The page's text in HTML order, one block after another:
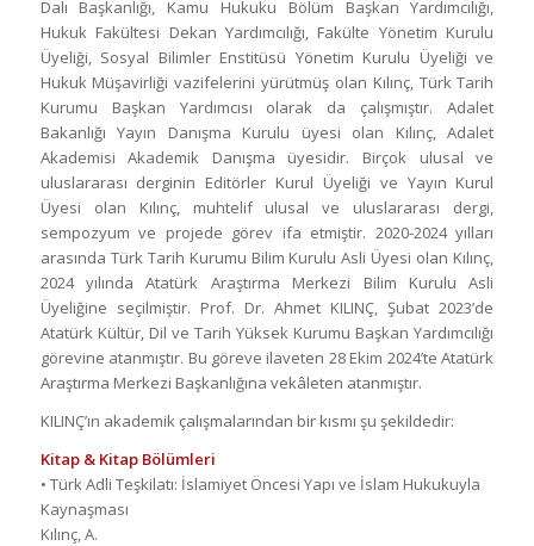
Dalı Başkanlığı, Kamu Hukuku Bölüm Başkan Yardımcılığı,
Hukuk Fakültesi Dekan Yardımcılığı, Fakülte Yönetim Kurulu
Üyeliği, Sosyal Bilimler Enstitüsü Yönetim Kurulu Üyeliği ve
Hukuk Müşavirliği vazifelerini yürütmüş olan Kılınç, Türk Tarih
Kurumu Başkan Yardımcısı olarak da çalışmıştır. Adalet
Bakanlığı Yayın Danışma Kurulu üyesi olan Kılınç, Adalet
Akademisi Akademik Danışma üyesidir. Birçok ulusal ve
uluslararası derginin Editörler Kurul Üyeliği ve Yayın Kurul
Üyesi olan Kılınç, muhtelif ulusal ve uluslararası dergi,
sempozyum ve projede görev ifa etmiştir. 2020-2024 yılları
arasında Türk Tarih Kurumu Bilim Kurulu Asli Üyesi olan Kılınç,
2024 yılında Atatürk Araştırma Merkezi Bilim Kurulu Asli
Üyeliğine seçilmiştir. Prof. Dr. Ahmet KILINÇ, Şubat 2023’de
Atatürk Kültür, Dil ve Tarih Yüksek Kurumu Başkan Yardımcılığı
görevine atanmıştır. Bu göreve ilaveten 28 Ekim 2024’te Atatürk
Araştırma Merkezi Başkanlığına vekâleten atanmıştır.
KILINÇ’ın akademik çalışmalarından bir kısmı şu şekildedir:
Kitap & Kitap Bölümleri
• Türk Adli Teşkilatı: İslamiyet Öncesi Yapı ve İslam Hukukuyla
Kaynaşması
Kılınç, A.